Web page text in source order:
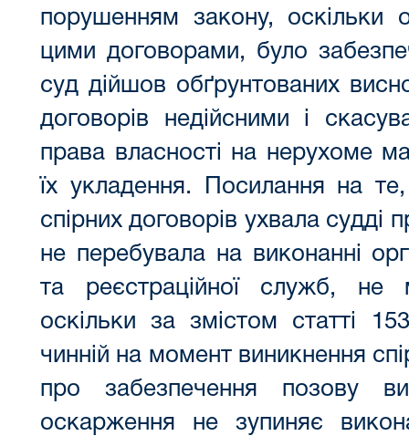
порушенням закону, оскільки
цими договорами, було
суд дійшов обґрунтованих
договорів недійсними і
права власності на нерухоме
їх укладення. Посилання на
спірних договорів ухвала
не перебувала на виконанні
та реєстраційної служб, не
оскільки за змістом статті
чинній на момент виникнення
про забезпечення позову
оскарження не зупиняє